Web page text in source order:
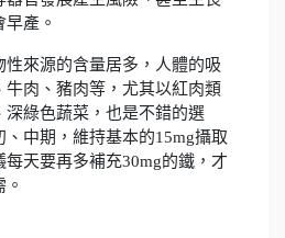
產。
性來源的含量居多，人體的吸
牛肉、豬肉等，尤其以紅肉類
深綠色蔬菜，也是不錯的選
中期，維持基本的15mg攝取
天要再多補充30mg的鐵，才